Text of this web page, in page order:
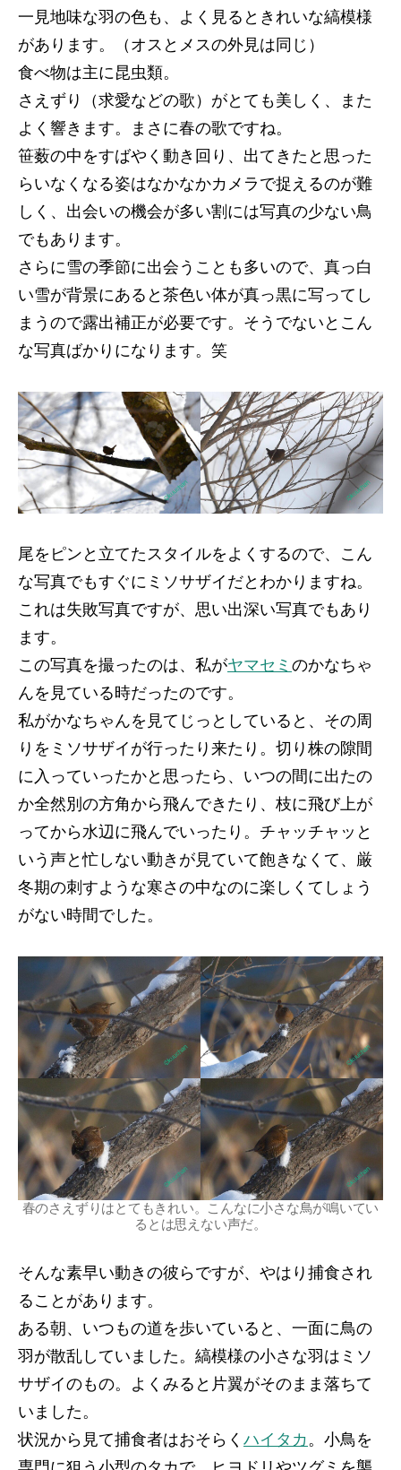
一見地味な羽の色も、よく見るときれいな縞模様
があります。（オスとメスの外見は同じ）
食べ物は主に昆虫類。
さえずり（求愛などの歌）がとても美しく、また
よく響きます。まさに春の歌ですね。
笹薮の中をすばやく動き回り、出てきたと思った
らいなくなる姿はなかなかカメラで捉えるのが難
しく、出会いの機会が多い割には写真の少ない鳥
でもあります。
さらに雪の季節に出会うことも多いので、真っ白
い雪が背景にあると茶色い体が真っ黒に写ってし
まうので露出補正が必要です。そうでないとこん
な写真ばかりになります。笑
尾をピンと立てたスタイルをよくするので、こん
な写真でもすぐにミソサザイだとわかりますね。
これは失敗写真ですが、思い出深い写真でもあり
ます。
この写真を撮ったのは、私がヤマセミ のかなちゃ
んを見ている時だったのです。
私がかなちゃんを見てじっとしていると、その周
りをミソサザイが行ったり来たり。切り株の隙間
に入っていったかと思ったら、いつの間に出たの
か全然別の方角から飛んできたり、枝に飛び上が
ってから水辺に飛んでいったり。チャッチャッと
いう声と忙しない動きが見ていて飽きなくて、厳
冬期の刺すような寒さの中なのに楽しくてしょう
がない時間でした。
春のさえずりはとてもきれい。こんなに小さな鳥が鳴いてい
るとは思えない声だ。
そんな素早い動きの彼らですが、やはり捕食され
ることがあります。
ある朝、いつもの道を歩いていると、一面に鳥の
羽が散乱していました。縞模様の小さな羽はミソ
サザイのもの。よくみると片翼がそのまま落ちて
いました。
状況から見て捕食者はおそらく ハイタカ。小鳥を